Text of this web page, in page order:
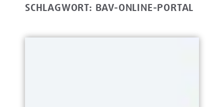
SCHLAGWORT: BAV-ONLINE-PORTAL